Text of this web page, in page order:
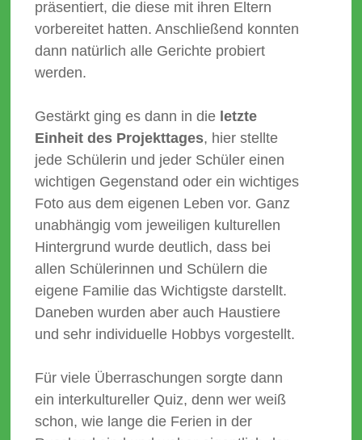
präsentiert, die diese mit ihren Eltern
vorbereitet hatten. Anschließend konnten
dann natürlich alle Gerichte probiert
werden.
Gestärkt ging es dann in die letzte
Einheit des Projekttages, hier stellte
jede Schülerin und jeder Schüler einen
wichtigen Gegenstand oder ein wichtiges
Foto aus dem eigenen Leben vor. Ganz
unabhängig vom jeweiligen kulturellen
Hintergrund wurde deutlich, dass bei
allen Schülerinnen und Schülern die
eigene Familie das Wichtigste darstellt.
Daneben wurden aber auch Haustiere
und sehr individuelle Hobbys vorgestellt.
Für viele Überraschungen sorgte dann
ein interkultureller Quiz, denn wer weiß
schon, wie lange die Ferien in der